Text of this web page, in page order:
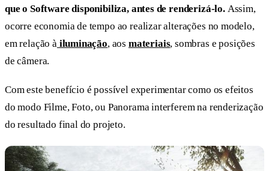
que o Software disponibiliza, antes de renderizá-lo. Assim,
ocorre economia de tempo ao realizar alterações no modelo,
em relação àiluminação, aos materiais, sombras e posições
de câmera.
Com este benefício é possível experimentar como os efeitos
do modo Filme, Foto, ou Panorama interferem na renderização
do resultado final do projeto.